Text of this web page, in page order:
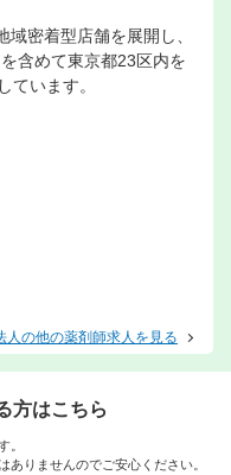
密着型店舗を展開し、
含めて東京都23区内を
ています。
人の他の薬剤師求人を見る
方はこちら
。
りませんのでご安心ください。